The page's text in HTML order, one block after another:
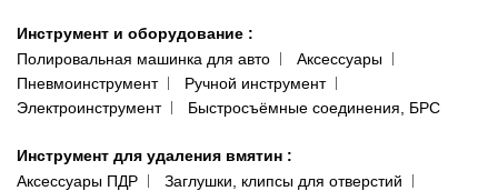
Инструмент и оборудование :
Полировальная машинка для авто
Аксессуары
Пневмоинструмент
Ручной инструмент
Электроинструмент
Быстросъёмные соединения, БРС
Инструмент для удаления вмятин :
Аксессуары ПДР
Заглушки, клипсы для отверстий